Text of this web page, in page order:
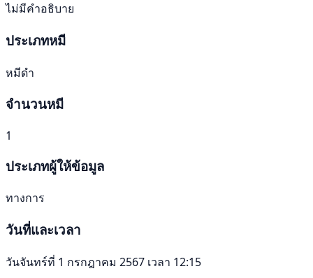
ไม่มีคำอธิบาย
ประเภทหมี
หมีดำ
จำนวนหมี
1
ประเภทผู้ให้ข้อมูล
ทางการ
วันที่และเวลา
วันจันทร์ที่ 1 กรกฎาคม 2567 เวลา 12:15